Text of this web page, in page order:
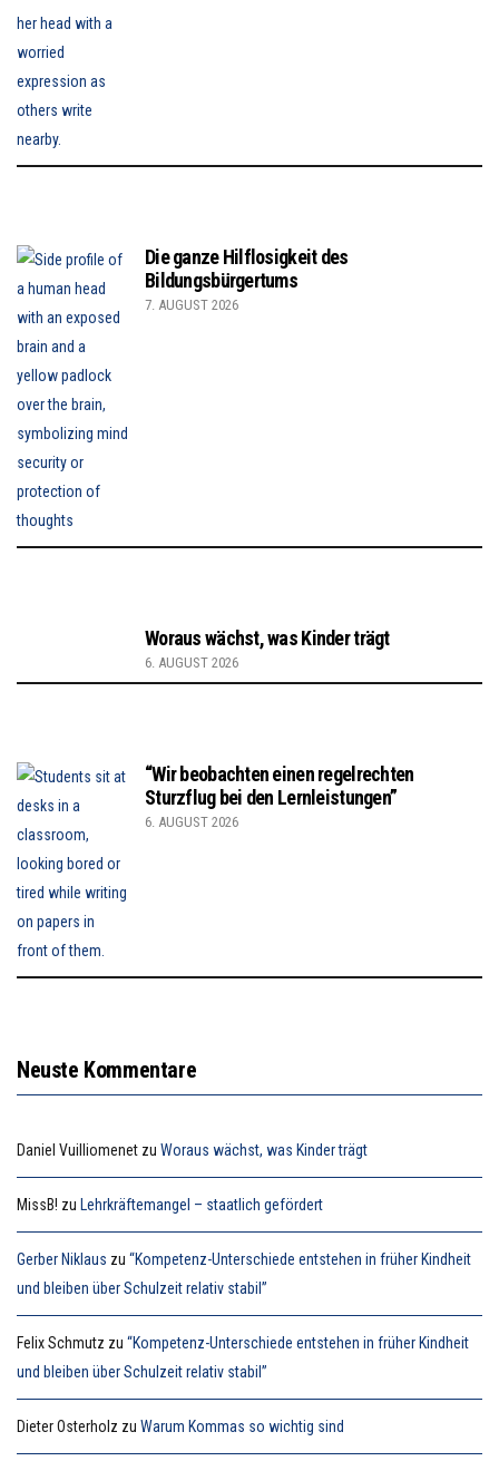
Die ganze Hilflosigkeit des
Bildungsbürgertums
7. AUGUST 2026
Woraus wächst, was Kinder trägt
6. AUGUST 2026
“Wir beobachten einen regelrechten
Sturzflug bei den Lernleistungen”
6. AUGUST 2026
Neuste Kommentare
Daniel Vuilliomenet zu Woraus wächst, was Kinder trägt
MissB! zu Lehrkräftemangel – staatlich gefördert
Gerber Niklaus zu “Kompetenz-Unterschiede entstehen in früher Kindheit
und bleiben über Schulzeit relativ stabil”
Felix Schmutz zu “Kompetenz-Unterschiede entstehen in früher Kindheit
und bleiben über Schulzeit relativ stabil”
Dieter Osterholz zu Warum Kommas so wichtig sind